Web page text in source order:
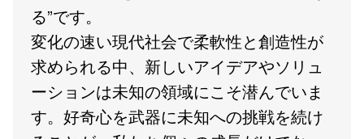
る”です。
変化の速い現代社会で柔軟性と創造性が
求められる中、新しいアイデアやソリュ
ーションは未知の領域にこそ潜んでいま
す。好奇心を武器に未知への挑戦を続け